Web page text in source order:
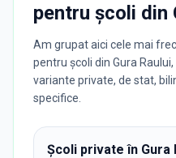
pentru școli din
Am grupat aici cele mai
pentru școli din Gura
variante private, de stat,
specifice.
Școli private în Gura